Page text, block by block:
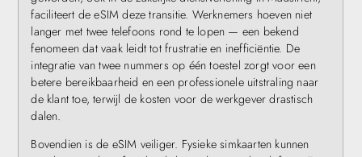
faciliteert de eSIM deze transitie. Werknemers hoeven niet
langer met twee telefoons rond te lopen — een bekend
fenomeen dat vaak leidt tot frustratie en inefficiëntie. De
integratie van twee nummers op één toestel zorgt voor een
betere bereikbaarheid en een professionele uitstraling naar
de klant toe, terwijl de kosten voor de werkgever drastisch
dalen.
Bovendien is de eSIM veiliger. Fysieke simkaarten kunnen